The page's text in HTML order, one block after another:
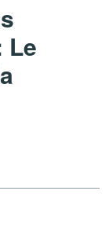
Le